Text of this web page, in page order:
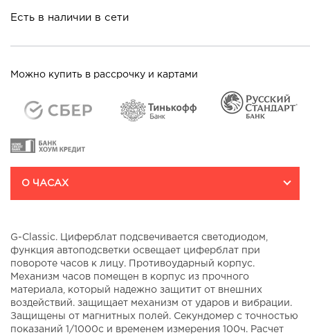
Есть в наличии в сети
Можно купить в рассрочку и картами
О ЧАСАХ
G-Classic. Циферблат подсвечивается светодиодом,
функция автоподсветки освещает циферблат при
повороте часов к лицу. Противоударный корпус.
Механизм часов помещен в корпус из прочного
материала, который надежно защитит от внешних
воздействий. защищает механизм от ударов и вибрации.
Защищены от магнитных полей. Секундомер с точностью
показаний 1/1000с и временем измерения 100ч. Расчет